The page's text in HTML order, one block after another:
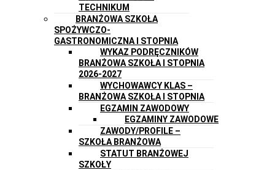
TECHNIKUM
BRANŻOWA SZKOŁA
SPOŻYWCZO-
GASTRONOMICZNA I STOPNIA
WYKAZ PODRĘCZNIKÓW
BRANŻOWA SZKOŁA I STOPNIA
2026-2027
WYCHOWAWCY KLAS –
BRANŻOWA SZKOŁA I STOPNIA
EGZAMIN ZAWODOWY
EGZAMINY ZAWODOWE
ZAWODY/PROFILE –
SZKOŁA BRANŻOWA
STATUT BRANŻOWEJ
SZKOŁY